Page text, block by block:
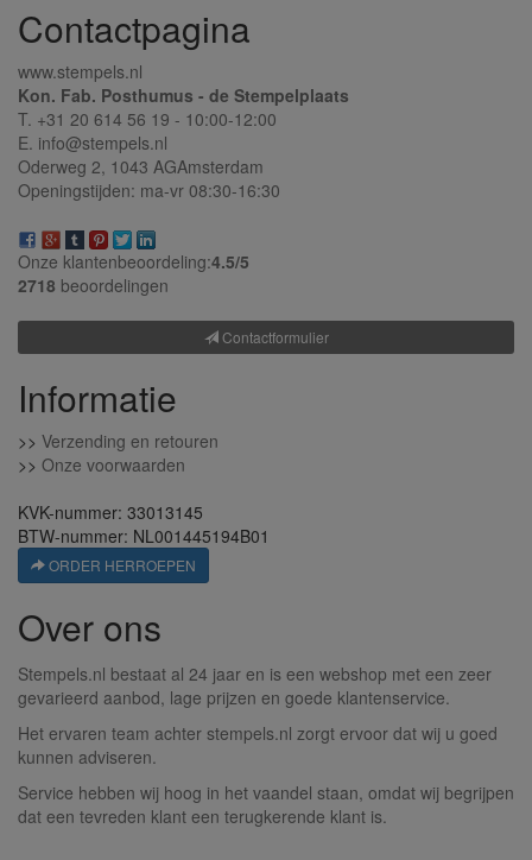
Contactpagina
www.stempels.nl
Kon. Fab. Posthumus - de Stempelplaats
T. +31 20 614 56 19 - 10:00-12:00
E. info@stempels.nl
Oderweg 2, 1043 AGAmsterdam
Openingstijden: ma-vr 08:30-16:30
Onze klantenbeoordeling:4.5/5
2718 beoordelingen
Contactformulier
Informatie
>> Verzending en retouren
>> Onze voorwaarden
KVK-nummer: 33013145
BTW-nummer: NL001445194B01
ORDER HERROEPEN
Over ons
Stempels.nl bestaat al 24 jaar en is een webshop met een zeer
gevarieerd aanbod, lage prijzen en goede klantenservice.
Het ervaren team achter stempels.nl zorgt ervoor dat wij u goed
kunnen adviseren.
Service hebben wij hoog in het vaandel staan, omdat wij begrijpen
dat een tevreden klant een terugkerende klant is.